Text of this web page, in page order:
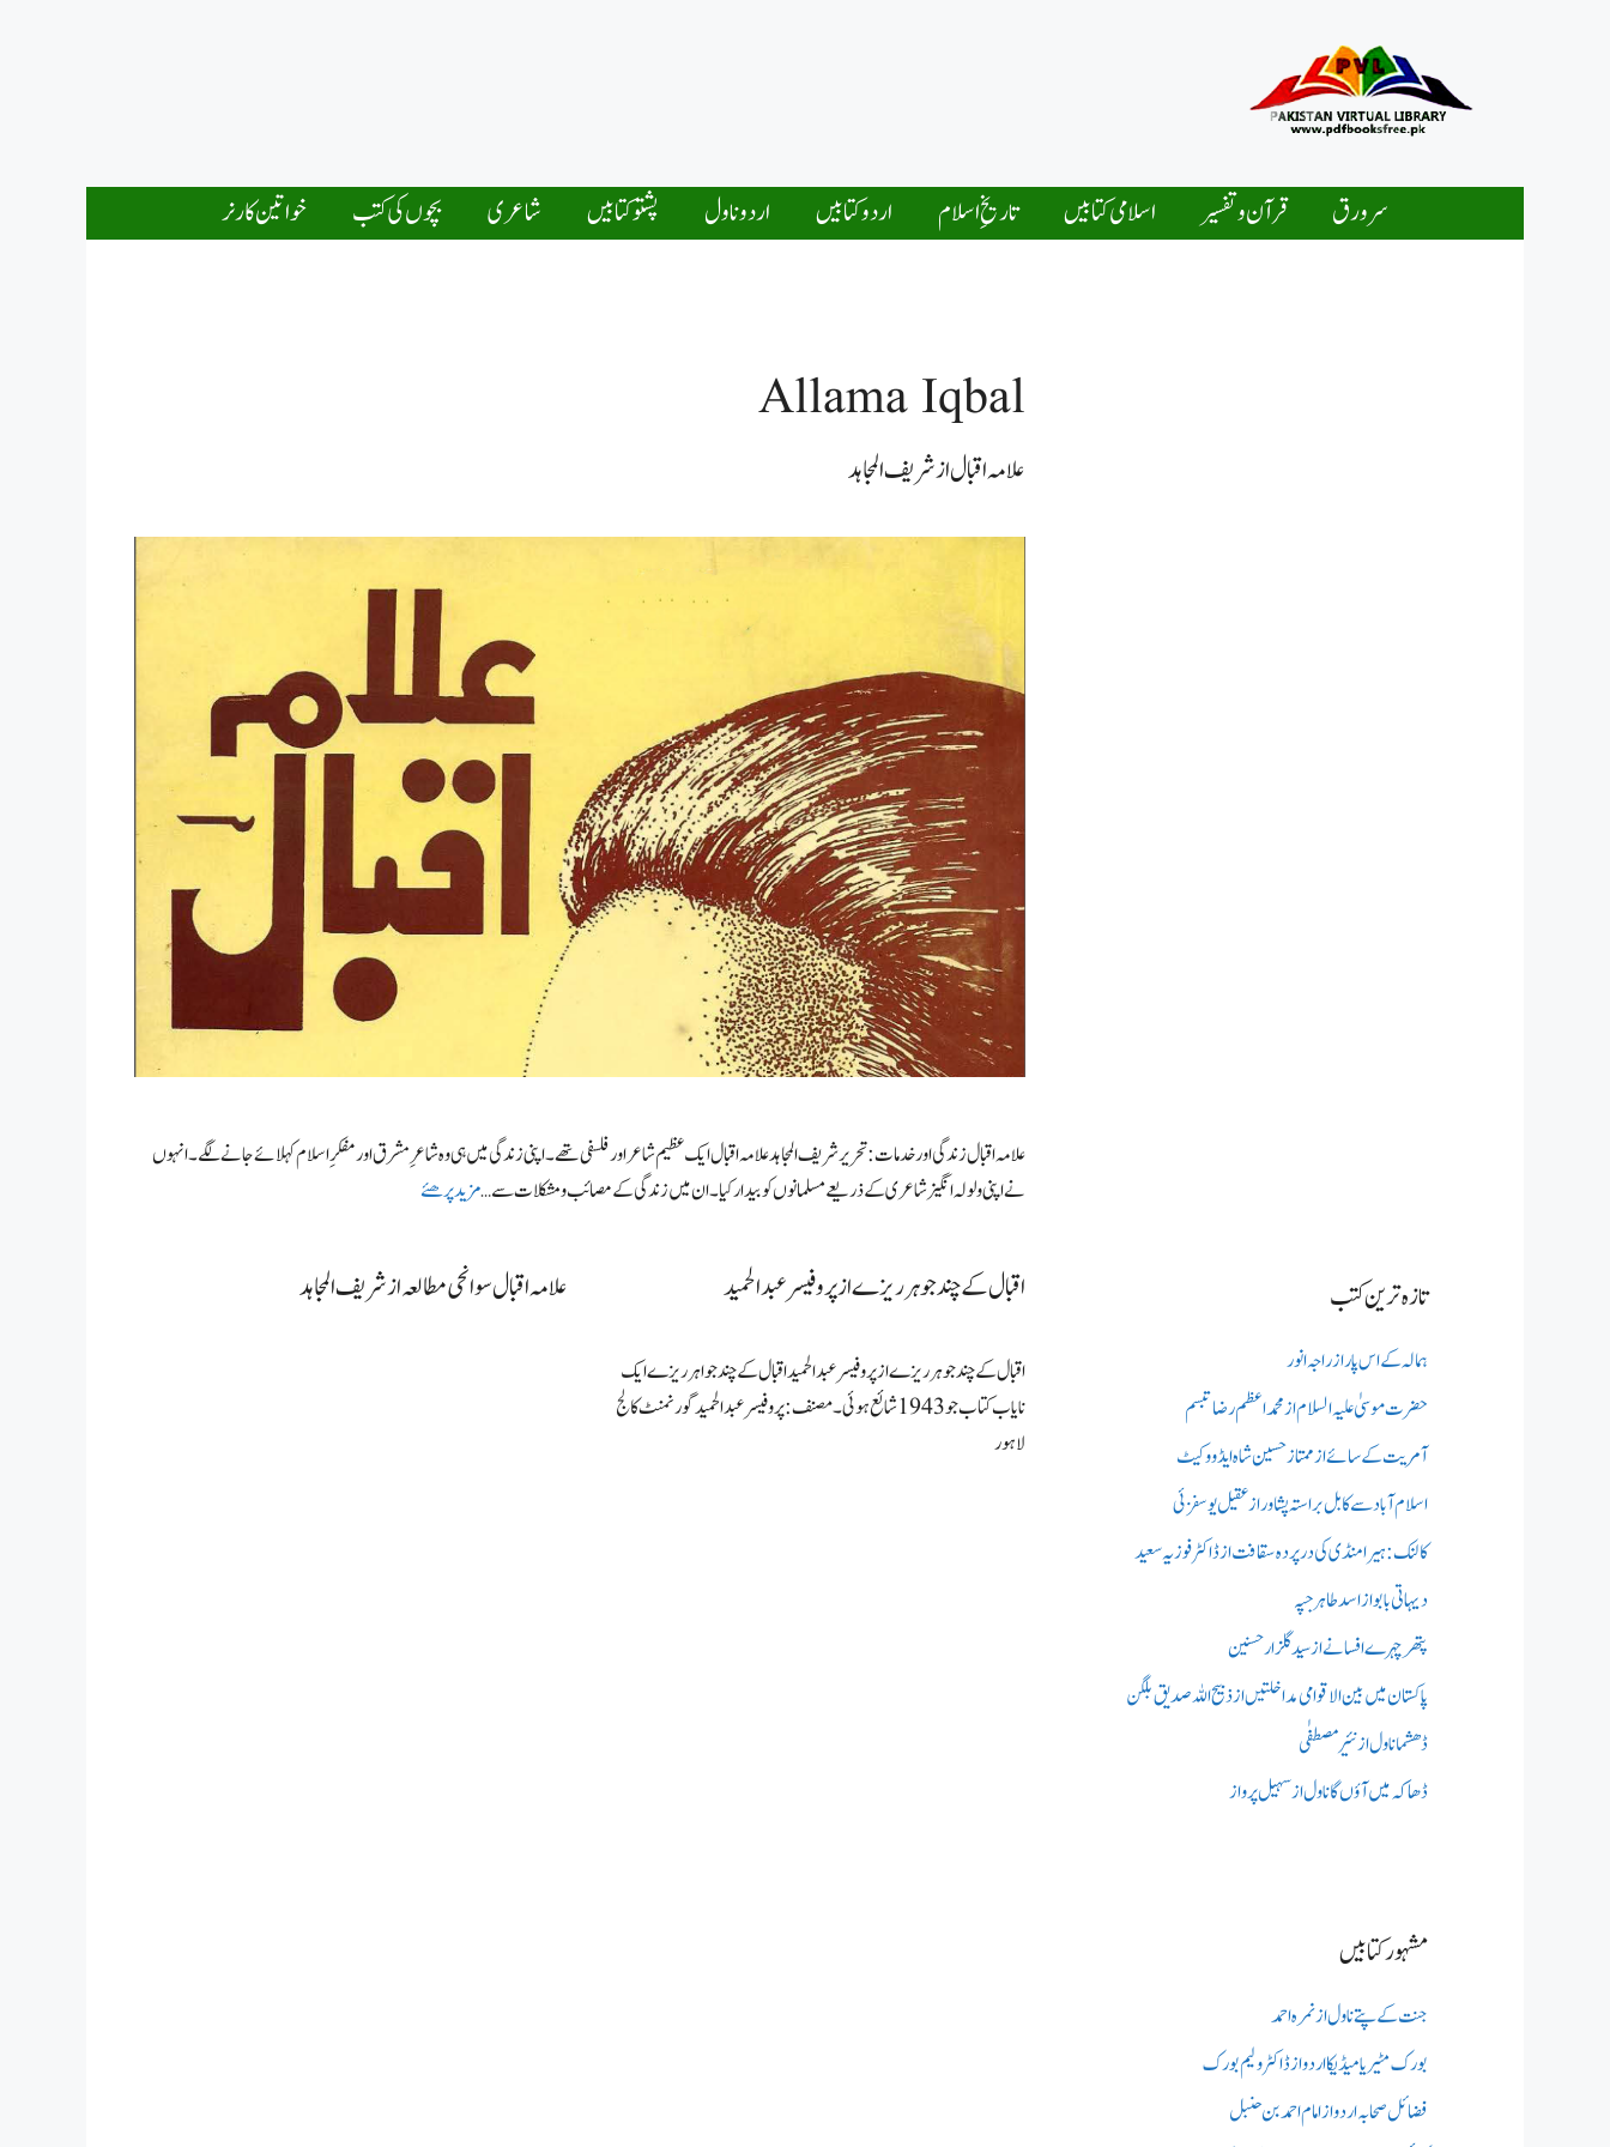
سرورق قرآن و تفسیر اسلامی کتابیں تاریخِ اسلام اردو کتابیں اردو ناول پشتو کتابیں شاعری بچوں کی کتب خواتین کارنر
Allama Iqbal
علامہ اقبال از شریف المجاہد
علامہ اقبال زندگی اور خدمات : تحریر شریف المجاہد علامہ اقبال ایک عظیم شاعر اور فلسفی تھے۔ اپنی زندگی میں ہی وہ شاعرِ مشرق اور مفکرِ اسلام کہلائے جانے لگے۔ انہوں
نے اپنی ولولہ انگیز شاعری کے ذریعے مسلمانوں کو بیدار کیا۔ ان میں زندگی کے مصائب و مشکلات سے …مزید پرھئے
اقبال کے چند جوہرریزے از پروفیسر عبدالحمید
اقبال کے چند جوہرریزے از پروفیسر عبدالحمید اقبال کے چند جواہرریزے ایک
نایاب کتاب جو 1943 شائع ہوئی۔ مصنف : پروفیسر عبدالحمید گورنمنٹ کالج
لاہور
علامہ اقبال سوانحی مطالعہ از شریف المجاہد تازہ ترین کتب
ہمالہ کے اس پار از راجہ انور
حضرت موسیٰ علیہ السلام از محمد اعظم رضا تبسم
آمریت کے سائے از ممتاز حسین شاہ ایڈووکیٹ
اسلام آباد سے کابل براستہ پشاور از عقیل یوسفزئی
کالنک: ہیرا منڈی کی در پردہ سقافت از ڈاکٹر فوزیہ سعید
دیہاتی بابو از اسد طاہر جپہ
پتھر چہرے افسانے از سید گلزار حسنین
پاکستان میں بین الاقوامی مداخلتیں از ذبیح اللہ صدیق بلگن
ڈھشما ناول از نئیر مصطفٰی
ڈھاکہ میں آؤں گا ناول از سہیل پرواز
مشہور کتابیں
جنت کے پتے ناول از نمرہ احمد
بورک مٹیریا میڈیکااردو از ڈاکٹر ولیم بورک
فضائل صحابہ اردو از امام احمد بن حنبل